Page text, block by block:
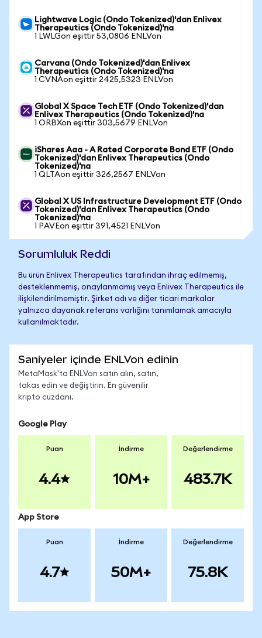
Lightwave Logic (Ondo Tokenized)'dan Enlivex
Therapeutics (Ondo Tokenized)'na
1 LWLGon eşittir 53,0806 ENLVon
Carvana (Ondo Tokenized)'dan Enlivex
Therapeutics (Ondo Tokenized)'na
1 CVNAon eşittir 2425,5323 ENLVon
Global X Space Tech ETF (Ondo Tokenized)'dan
Enlivex Therapeutics (Ondo Tokenized)'na
1 ORBXon eşittir 303,5679 ENLVon
iShares Aaa - A Rated Corporate Bond ETF (Ondo
Tokenized)'dan Enlivex Therapeutics (Ondo
Tokenized)'na
1 QLTAon eşittir 326,2567 ENLVon
Global X US Infrastructure Development ETF (Ondo
Tokenized)'dan Enlivex Therapeutics (Ondo
Tokenized)'na
1 PAVEon eşittir 391,4521 ENLVon
Sorumluluk Reddi
Bu ürün Enlivex Therapeutics tarafından ihraç edilmemiş,
desteklenmemiş, onaylanmamış veya Enlivex Therapeutics ile
ilişkilendirilmemiştir. Şirket adı ve diğer ticari markalar
yalnızca dayanak referans varlığını tanımlamak amacıyla
kullanılmaktadır.
Saniyeler içinde ENLVon edinin
MetaMask'ta ENLVon satın alın, satın,
takas edin ve değiştirin. En güvenilir
kripto cüzdanı.
Google Play
Puan
4.4
İndirme
10M+
Değerlendirme
483.7K
App Store
Puan
4.7
İndirme
50M+
Değerlendirme
75.8K